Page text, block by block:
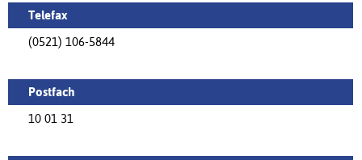
Telefax
(0521) 106-5844
Postfach
10 01 31